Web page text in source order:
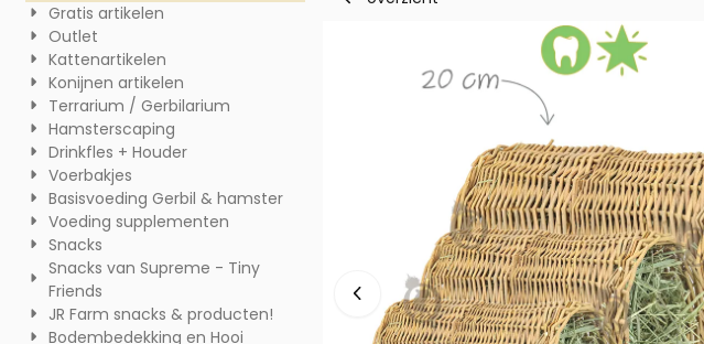
Gratis artikelen
Outlet
Kattenartikelen
Konijnen artikelen
Terrarium / Gerbilarium
Hamsterscaping
Drinkfles + Houder
Voerbakjes
Basisvoeding Gerbil & hamster
Voeding supplementen
Snacks
Snacks van Supreme - Tiny
Friends
JR Farm snacks & producten!
Bodembedekking en Hooi